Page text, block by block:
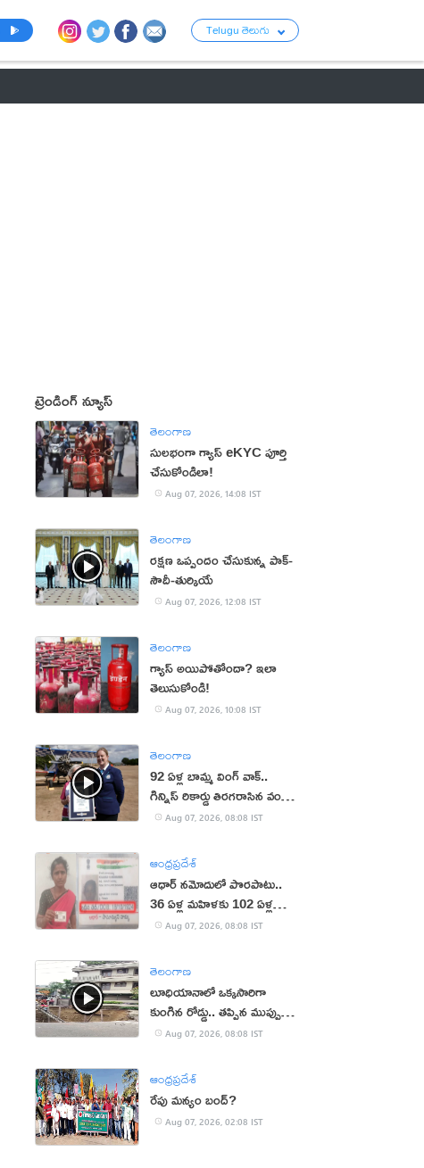
Telugu తెలుగు
ట్రెండింగ్ న్యూస్
తెలంగాణ
సులభంగా గ్యాస్ eKYC పూర్తి
చేసుకోండిలా!
Aug 07, 2026, 14:08 IST
తెలంగాణ
రక్షణ ఒప్పందం చేసుకున్న పాక్‌-
సౌదీ-తుర్కియే
Aug 07, 2026, 12:08 IST
తెలంగాణ
గ్యాస్ అయిపోతోందా? ఇలా
తెలుసుకోండి!
Aug 07, 2026, 10:08 IST
తెలంగాణ
92 ఏళ్ల బామ్మ వింగ్ వాక్..
గిన్నిస్ రికార్డు తిరగరాసిన వండర్
ఉమెన్Aug 07, 2026, 08:08 IST
ఆంధ్రప్రదేశ్
ఆధార్‌ నమోదులో పొరపాటు..
36 ఏళ్ల మహిళకు 102 ఏళ్ల
వయసు!
Aug 07, 2026, 08:08 IST
తెలంగాణ
లూధియానాలో ఒక్కసారిగా
కుంగిన రోడ్డు.. తప్పిన ముప్పు
(వీడియో)
Aug 07, 2026, 08:08 IST
ఆంధ్రప్రదేశ్
రేపు మన్యం బంద్‌?
Aug 07, 2026, 02:08 IST